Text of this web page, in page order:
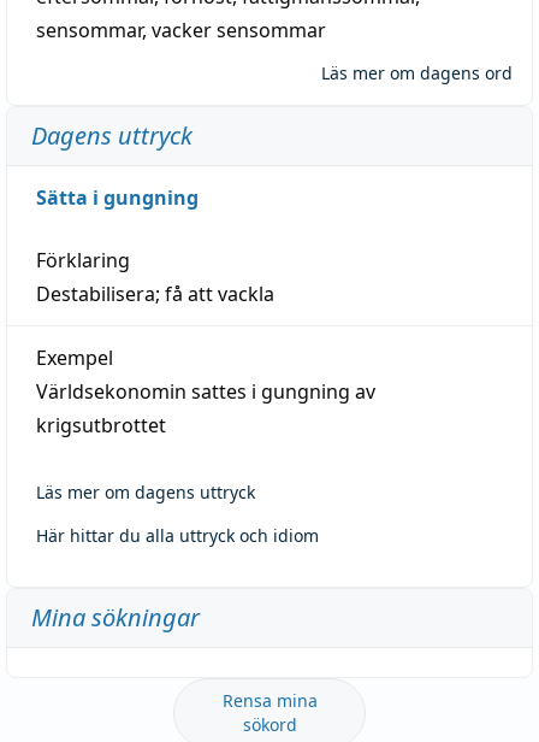
sensommar, vacker sensommar
Läs mer om dagens ord
Dagens uttryck
Sätta i gungning
Förklaring
Destabilisera; få att vackla
Exempel
Världsekonomin sattes i gungning av
krigsutbrottet
Läs mer om dagens uttryck
Här hittar du alla uttryck och idiom
Mina sökningar
Rensa mina
sökord